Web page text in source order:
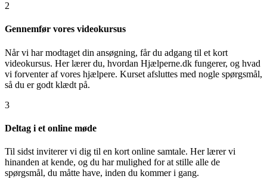
2
Gennemfør vores videokursus
Når vi har modtaget din ansøgning, får du adgang til et kort
videokursus. Her lærer du, hvordan Hjælperne.dk fungerer, og hvad
vi forventer af vores hjælpere. Kurset afsluttes med nogle spørgsmål,
så du er godt klædt på.
3
Deltag i et online møde
Til sidst inviterer vi dig til en kort online samtale. Her lærer vi
hinanden at kende, og du har mulighed for at stille alle de
spørgsmål, du måtte have, inden du kommer i gang.